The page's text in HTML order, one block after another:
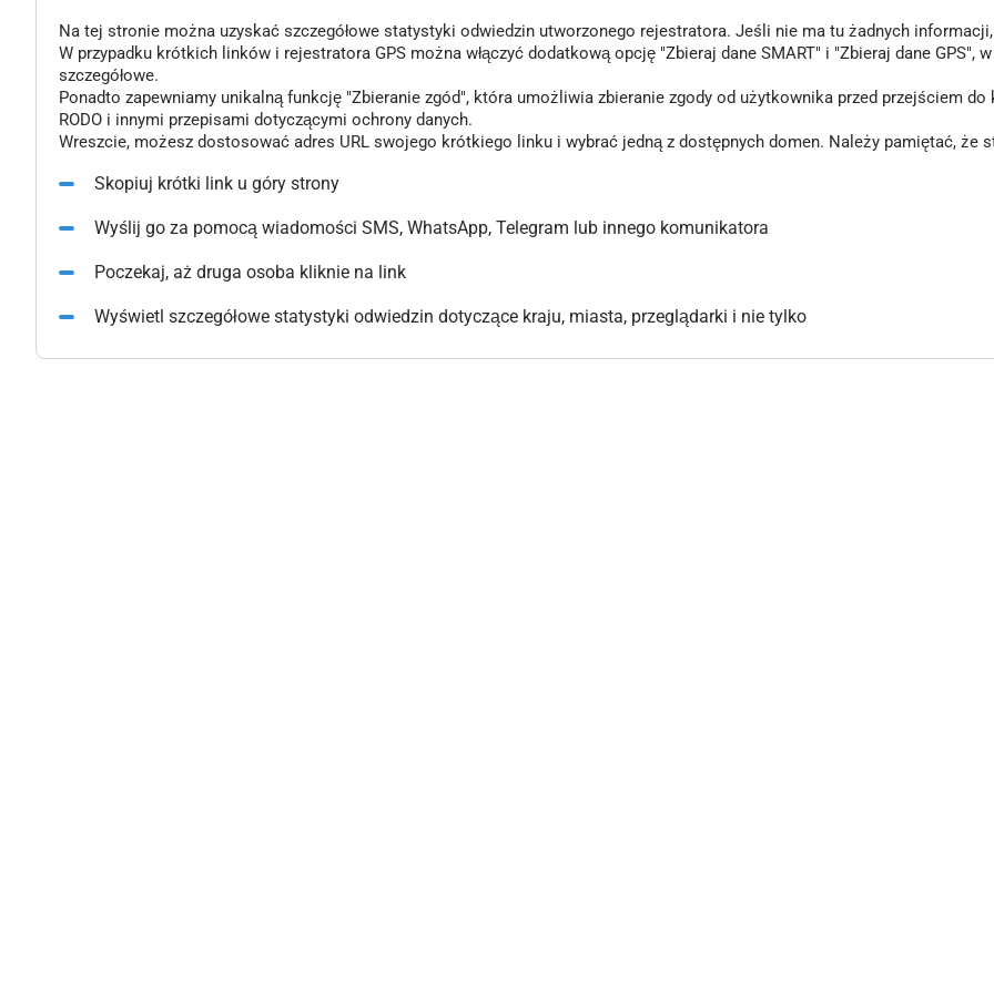
Na tej stronie można uzyskać szczegółowe statystyki odwiedzin utworzonego rejestratora. Jeśli nie ma tu żadnych
W przypadku krótkich linków i rejestratora GPS można włączyć dodatkową opcję "Zbieraj dane SMART" i "Zbieraj dane
szczegółowe.
Ponadto zapewniamy unikalną funkcję "Zbieranie zgód", która umożliwia zbieranie zgody od użytkownika przed przejściem
RODO i innymi przepisami dotyczącymi ochrony danych.
Wreszcie, możesz dostosować adres URL swojego krótkiego linku i wybrać jedną z dostępnych domen. Należy pamiętać, że
Skopiuj krótki link u góry strony
Wyślij go za pomocą wiadomości SMS, WhatsApp, Telegram lub innego komunikatora
Poczekaj, aż druga osoba kliknie na link
Wyświetl szczegółowe statystyki odwiedzin dotyczące kraju, miasta, przeglądarki i nie tylko